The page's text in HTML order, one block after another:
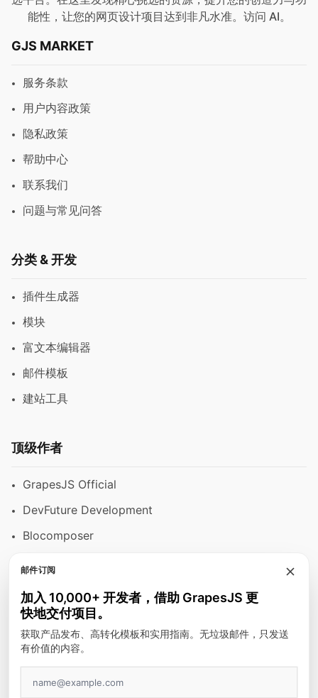
能性，让您的网页设计项目达到非凡水准。访问 AI。
GJS MARKET
服务条款
用户内容政策
隐私政策
帮助中心
联系我们
问题与常见问答
分类 & 开发
插件生成器
模块
富文本编辑器
邮件模板
建站工具
顶级作者
GrapesJS Official
DevFuture Development
Blocomposer
安全支付方式
GJS.MARKET © 2026 - 版权所有
邮件订阅
加入 10,000+ 开发者，借助 GrapesJS 更
快地交付项目。
获取产品发布、高转化模板和实用指南。无垃圾邮件，只发送
有价值的内容。